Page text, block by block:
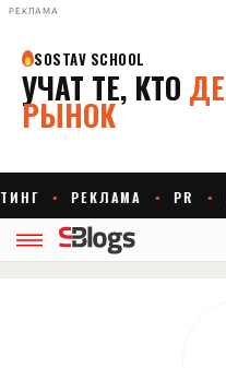
РЕКЛАМА